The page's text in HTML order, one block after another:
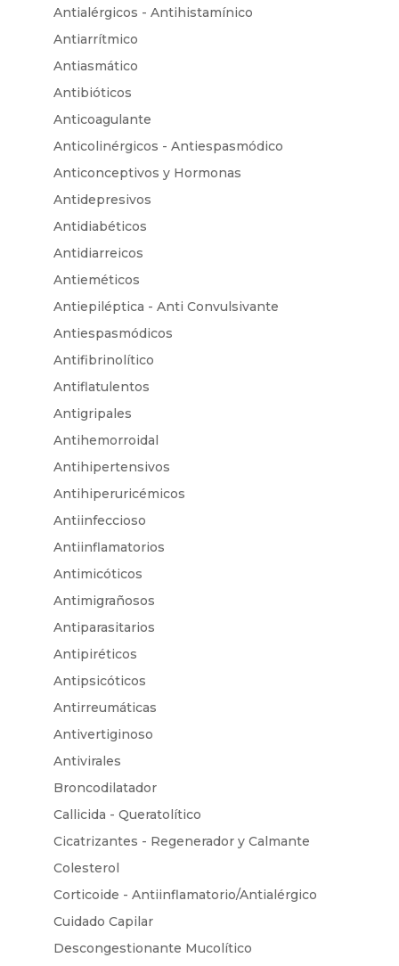
Antialérgicos - Antihistamínico
Antiarrítmico
Antiasmático
Antibióticos
Anticoagulante
Anticolinérgicos - Antiespasmódico
Anticonceptivos y Hormonas
Antidepresivos
Antidiabéticos
Antidiarreicos
Antieméticos
Antiepiléptica - Anti Convulsivante
Antiespasmódicos
Antifibrinolítico
Antiflatulentos
Antigripales
Antihemorroidal
Antihipertensivos
Antihiperuricémicos
Antiinfeccioso
Antiinflamatorios
Antimicóticos
Antimigrañosos
Antiparasitarios
Antipiréticos
Antipsicóticos
Antirreumáticas
Antivertiginoso
Antivirales
Broncodilatador
Callicida - Queratolítico
Cicatrizantes - Regenerador y Calmante
Colesterol
Corticoide - Antiinflamatorio/Antialérgico
Cuidado Capilar
Descongestionante Mucolítico